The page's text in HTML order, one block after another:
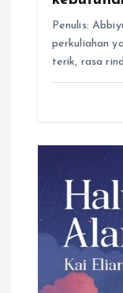
Penulis:
perkuliahan
terik, rasa